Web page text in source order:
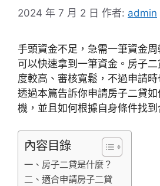
2024 年 7 月 2 日 作者: admin
手頭資金不足，急需一筆資金
可以快速拿到一筆資金。房子
度較高、審核寬鬆，不過申請時
透過本篇告訴你申請房子二貸
機，並且如何根據自身條件找到
內容目錄
一、房子二貸是什麼？
二、適合申請房子二貸